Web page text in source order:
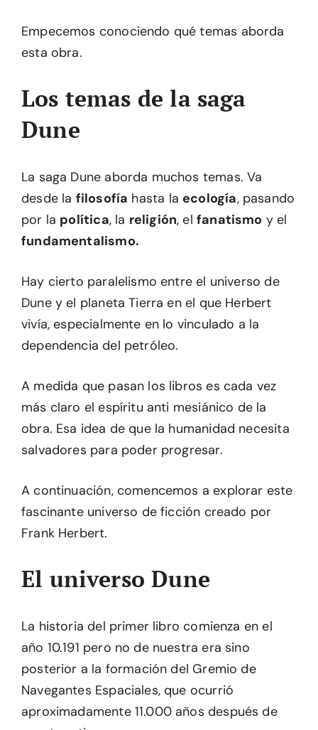
Empecemos conociendo qué temas aborda
esta obra.
Los temas de la saga
Dune
La saga Dune aborda muchos temas. Va
desde la filosofía hasta la ecología, pasando
por la política, la religión, el fanatismo y el
fundamentalismo.
Hay cierto paralelismo entre el universo de
Dune y el planeta Tierra en el que Herbert
vivía, especialmente en lo vinculado a la
dependencia del petróleo.
A medida que pasan los libros es cada vez
más claro el espíritu anti mesiánico de la
obra. Esa idea de que la humanidad necesita
salvadores para poder progresar.
A continuación, comencemos a explorar este
fascinante universo de ficción creado por
Frank Herbert.
El universo Dune
La historia del primer libro comienza en el
año 10.191 pero no de nuestra era sino
posterior a la formación del Gremio de
Navegantes Espaciales, que ocurrió
aproximadamente 11.000 años después de